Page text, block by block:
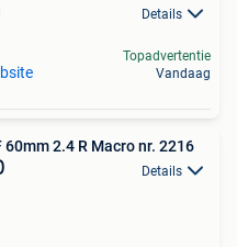
Details
Topadvertentie
Vandaag
60mm 2.4 R Macro nr. 2216
Details